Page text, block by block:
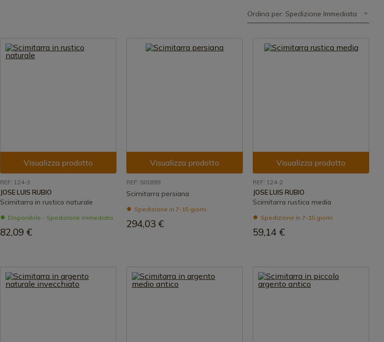
Ordina per: Spedizione Immediata
Visualizza prodotto
REF: 124-3
JOSE LUIS RUBIO
Scimitarra in rustico naturale
Disponibile - Spedizione immediata
82,09 €
Visualizza prodotto
REF: 501899
Scimitarra persiana
Spedizione in 7-15 giorni
294,03 €
Visualizza prodotto
REF: 124-2
JOSE LUIS RUBIO
Scimitarra rustica media
Spedizione in 7-15 giorni
59,14 €